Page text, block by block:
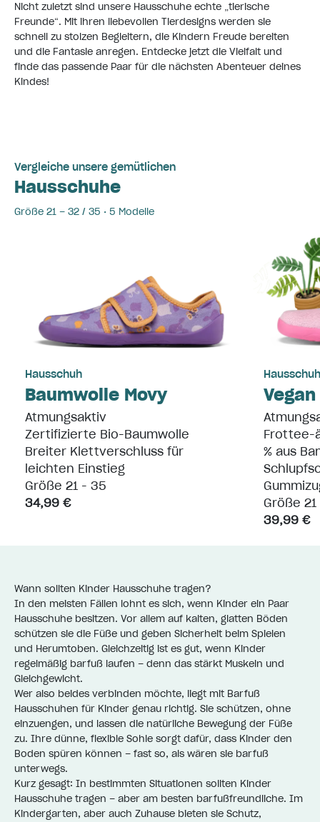
Nicht zuletzt sind unsere Hausschuhe echte „tierische
Freunde“. Mit ihren liebevollen Tierdesigns werden sie
schnell zu stolzen Begleitern, die Kindern Freude bereiten
und die Fantasie anregen. Entdecke jetzt die Vielfalt und
finde das passende Paar für die nächsten Abenteuer deines
Kindes!
Vergleiche unsere gemütlichen
Hausschuhe
Größe 21 – 32 / 35 • 5 Modelle
Hausschuh
Baumwolle Movy
Atmungsaktiv
Zertifizierte Bio-Baumwolle
Breiter Klettverschluss für
leichten Einstieg
Größe 21 - 35
34,99 €
Hausschuh
Frottee-
% aus
Größe
39,99 €
Wann sollten Kinder Hausschuhe tragen?
In den meisten Fällen lohnt es sich, wenn Kinder ein Paar
Hausschuhe besitzen. Vor allem auf kalten, glatten Böden
schützen sie die Füße und geben Sicherheit beim Spielen
und Herumtoben. Gleichzeitig ist es gut, wenn Kinder
regelmäßig barfuß laufen – denn das stärkt Muskeln und
Gleichgewicht.
Wer also beides verbinden möchte, liegt mit Barfuß
Hausschuhen für Kinder genau richtig. Sie schützen, ohne
einzuengen, und lassen die natürliche Bewegung der Füße
zu. Ihre dünne, flexible Sohle sorgt dafür, dass Kinder den
Boden spüren können – fast so, als wären sie barfuß
unterwegs.
Kurz gesagt: In bestimmten Situationen sollten Kinder
Hausschuhe tragen – aber am besten barfußfreundliche. Im
Kindergarten, aber auch Zuhause bieten sie Schutz,